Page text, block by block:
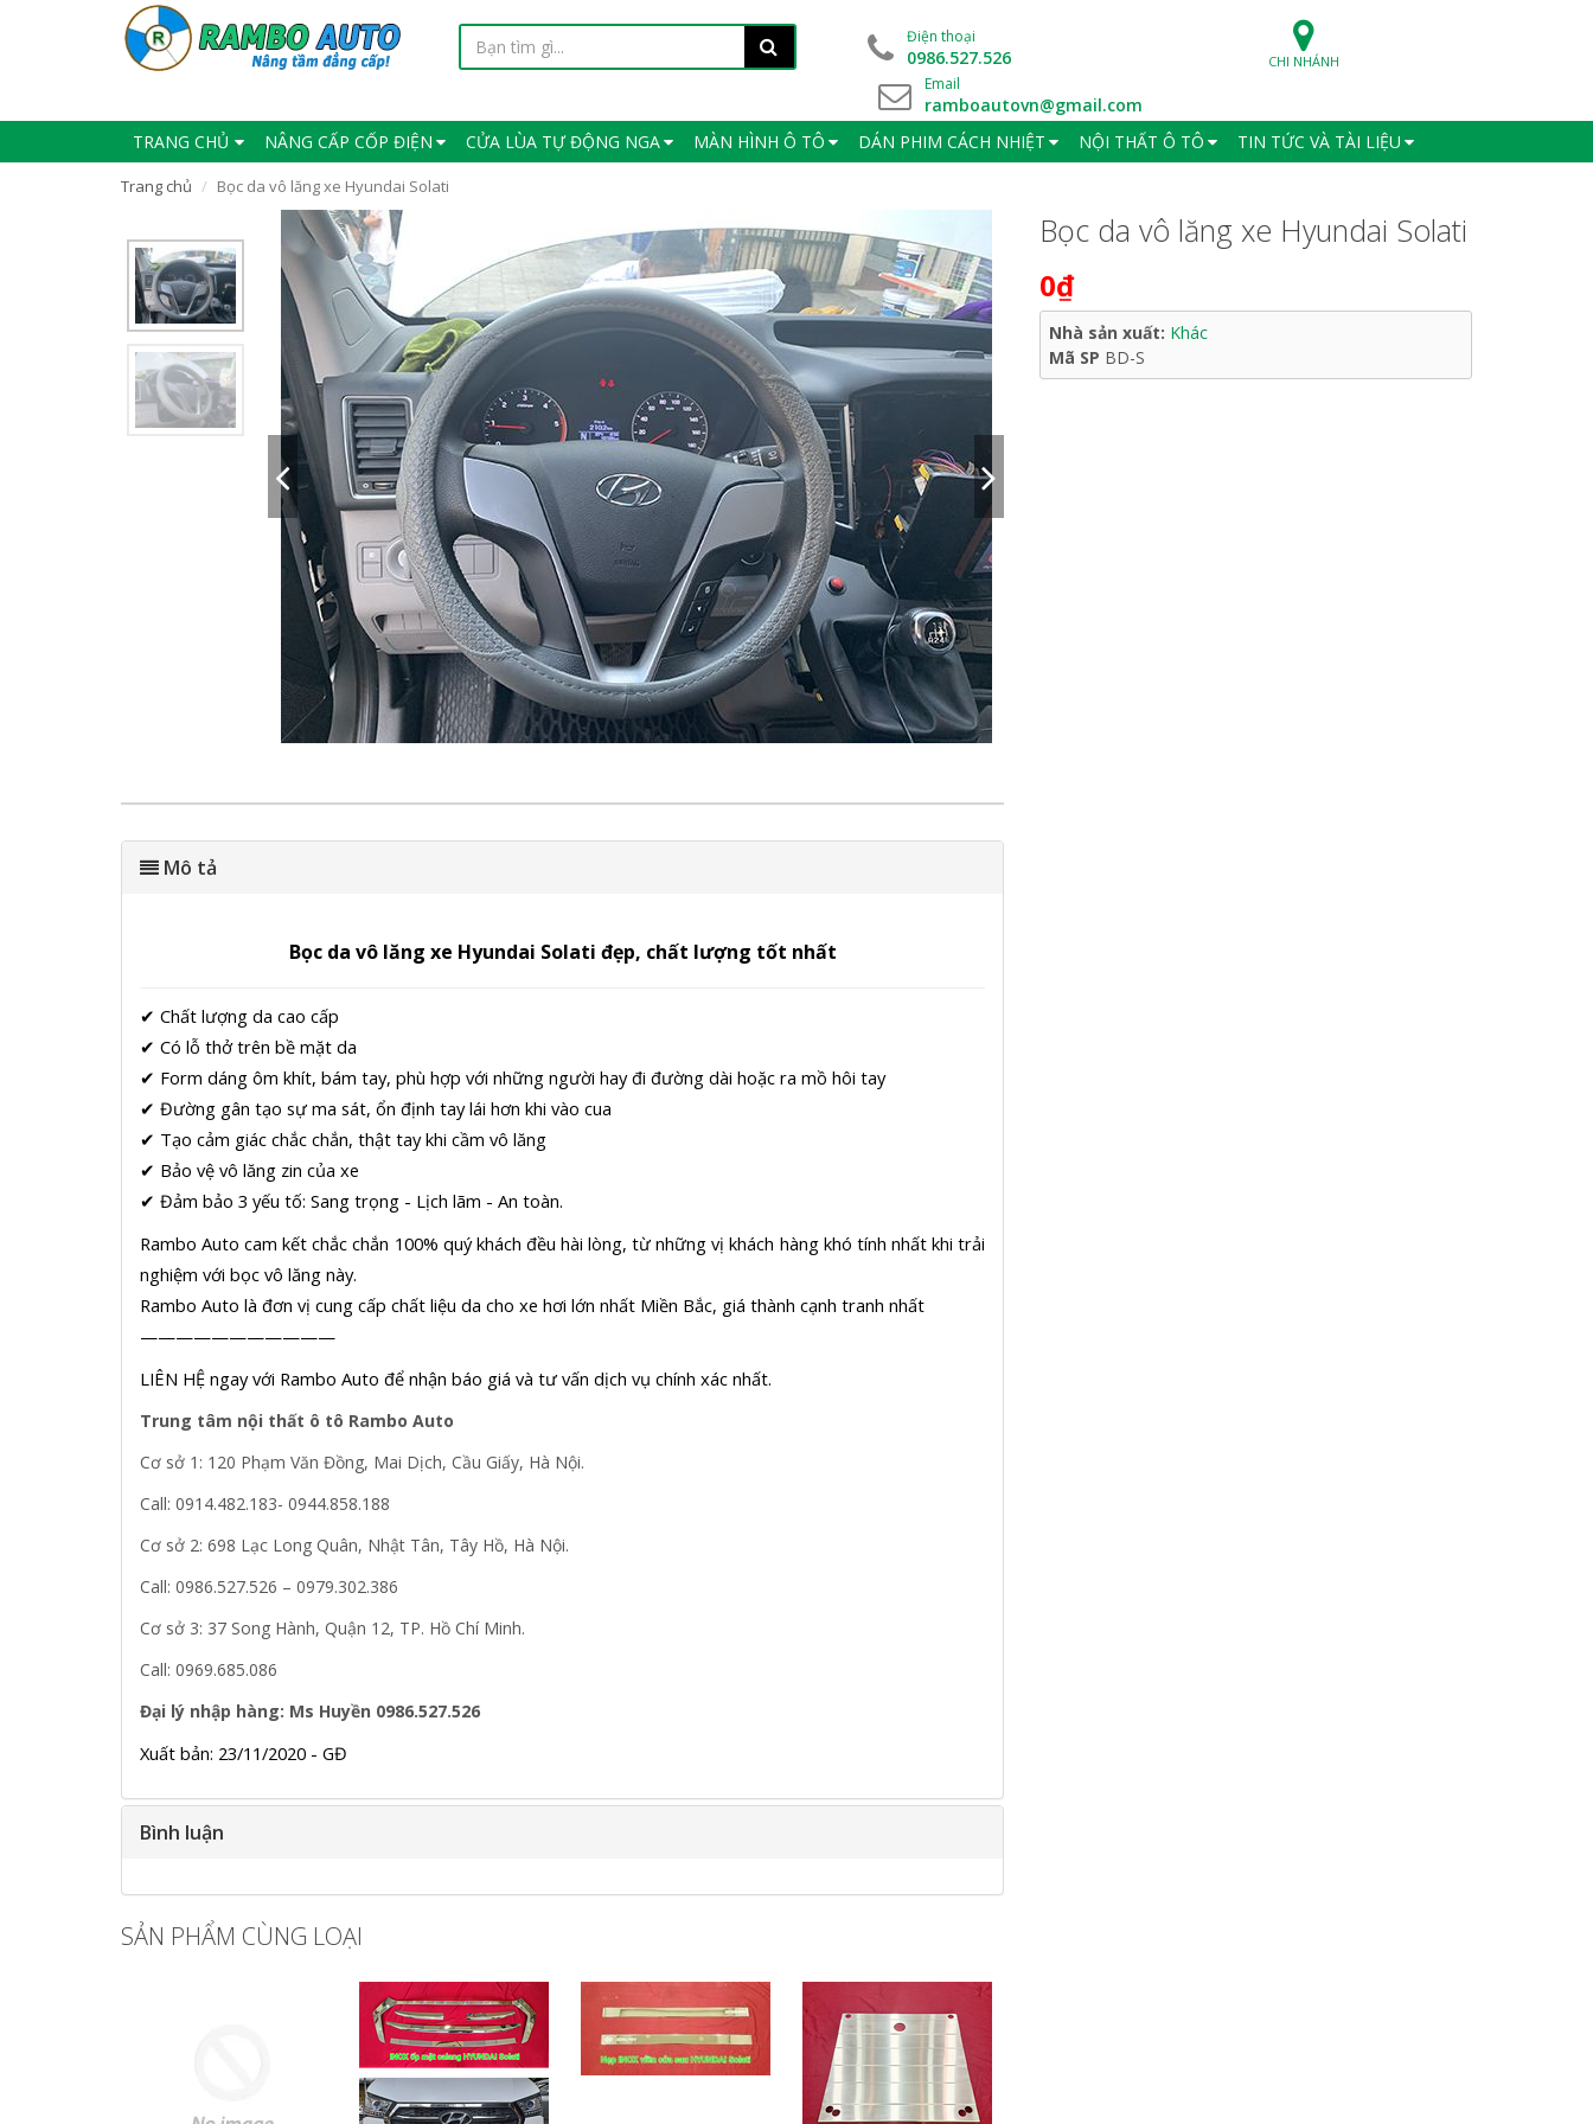
Điện thoại
0986.527.526
Email
ramboautovn@gmail.com
CHI NHÁNH
TRANG CHỦ NÂNG CẤP CỐP ĐIỆN CỬA LÙA TỰ ĐỘNG NGA MÀN HÌNH Ô TÔ DÁN PHIM CÁCH NHIỆT NỘI THẤT Ô TÔ TIN TỨC VÀ TÀI LIỆU
Trang chủ Bọc da vô lăng xe Hyundai Solati
Mô tả
Bọc da vô lăng xe Hyundai Solati đẹp, chất lượng tốt nhất
✔ Chất lượng da cao cấp
✔ Có lỗ thở trên bề mặt da
✔ Form dáng ôm khít, bám tay, phù hợp với những người hay đi đường dài hoặc ra mồ hôi tay
✔ Đường gân tạo sự ma sát, ổn định tay lái hơn khi vào cua
✔ Tạo cảm giác chắc chắn, thật tay khi cầm vô lăng
✔ Bảo vệ vô lăng zin của xe
✔ Đảm bảo 3 yếu tố: Sang trọng - Lịch lãm - An toàn.
Rambo Auto cam kết chắc chắn 100% quý khách đều hài lòng, từ những vị khách hàng khó tính nhất khi trải
nghiệm với bọc vô lăng này.
Rambo Auto là đơn vị cung cấp chất liệu da cho xe hơi lớn nhất Miền Bắc, giá thành cạnh tranh nhất
———————————
LIÊN HỆ ngay với Rambo Auto để nhận báo giá và tư vấn dịch vụ chính xác nhất.
Trung tâm nội thất ô tô Rambo Auto
Cơ sở 1: 120 Phạm Văn Đồng, Mai Dịch, Cầu Giấy, Hà Nội.
Call: 0914.482.183- 0944.858.188
Cơ sở 2: 698 Lạc Long Quân, Nhật Tân, Tây Hồ, Hà Nội.
Call: 0986.527.526 – 0979.302.386
Cơ sở 3: 37 Song Hành, Quận 12, TP. Hồ Chí Minh.
Call: 0969.685.086
Đại lý nhập hàng: Ms Huyền 0986.527.526
Xuất bản: 23/11/2020 - GĐ
Bình luận
Bọc da vô lăng xe Hyundai Solati
0₫
Nhà sản xuất: Khác
Mã SP BD-S
SẢN PHẨM CÙNG LOẠI